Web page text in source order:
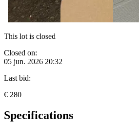
This lot is closed
Closed on:
05 jun. 2026 20:32
Last bid:
€ 280
Specifications